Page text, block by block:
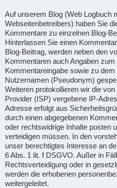
Auf unserem Blog (Web Logbuch
Webseitenbetreibers) haben Sie
Kommentare zu einzelnen Blog-
Hinterlassen Sie einen
Blog-Beitrag, werden neben den
Kommentaren auch Angaben
Kommentareingabe sowie zu
Nutzernamen (Pseudonym)
Weiteren protokollieren wir die
Provider (ISP) vergebene IP-
Adresse erfolgt aus
durch einen abgegebenen
oder rechtswidrige Inhalte posten
verteidigen müssen. In den
unser berechtigtes Interesse an
6 Abs. 1 lit. f DSGVO. Außer in
Rechtsverteidigung oder in
werden die erhobenen
weitergeleitet.